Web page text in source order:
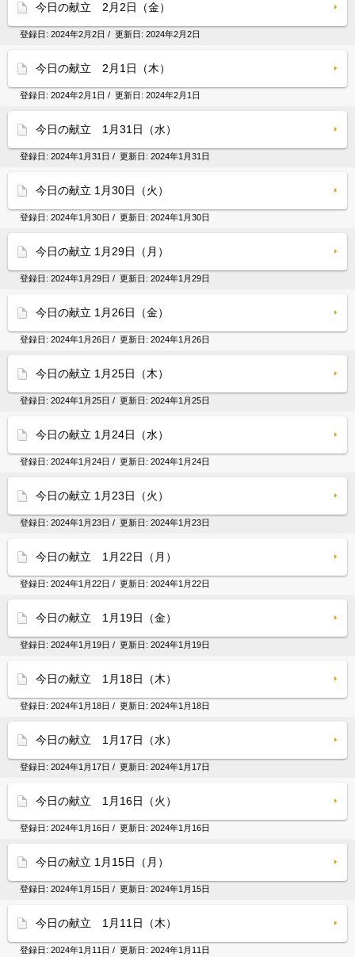
今日の献立 2月2日（金）
登録日: 2024年2月2日 / 更新日: 2024年2月2日
今日の献立 2月1日（木）
登録日: 2024年2月1日 / 更新日: 2024年2月1日
今日の献立 1月31日（水）
登録日: 2024年1月31日 / 更新日: 2024年1月31日
今日の献立 1月30日（火）
登録日: 2024年1月30日 / 更新日: 2024年1月30日
今日の献立 1月29日（月）
登録日: 2024年1月29日 / 更新日: 2024年1月29日
今日の献立 1月26日（金）
登録日: 2024年1月26日 / 更新日: 2024年1月26日
今日の献立 1月25日（木）
登録日: 2024年1月25日 / 更新日: 2024年1月25日
今日の献立 1月24日（水）
登録日: 2024年1月24日 / 更新日: 2024年1月24日
今日の献立 1月23日（火）
登録日: 2024年1月23日 / 更新日: 2024年1月23日
今日の献立 1月22日（月）
登録日: 2024年1月22日 / 更新日: 2024年1月22日
今日の献立 1月19日（金）
登録日: 2024年1月19日 / 更新日: 2024年1月19日
今日の献立 1月18日（木）
登録日: 2024年1月18日 / 更新日: 2024年1月18日
今日の献立 1月17日（水）
登録日: 2024年1月17日 / 更新日: 2024年1月17日
今日の献立 1月16日（火）
登録日: 2024年1月16日 / 更新日: 2024年1月16日
今日の献立 1月15日（月）
登録日: 2024年1月15日 / 更新日: 2024年1月15日
今日の献立 1月11日（木）
登録日: 2024年1月11日 / 更新日: 2024年1月11日